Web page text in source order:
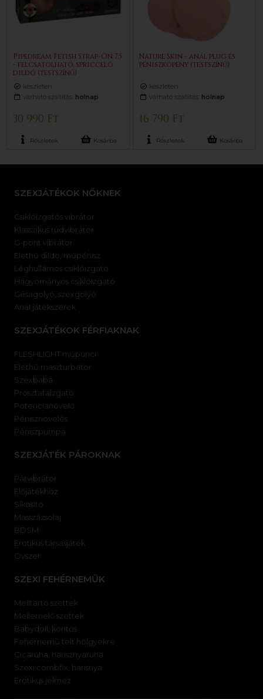
Pipedream Fetish Strap-On 7,5
- felcsatolható, spriccelő
dildó (testszínű)
készleten
várható szállítás: holnap
30 990 Ft
Részletek Kosárba
Nature Skin - anál plug és
péniszköpeny (testszínű)
készleten
várható szállítás: holnap
16 790 Ft
Részletek Kosárba
SZEXJÁTÉKOK NŐKNEK
Csiklóizgatós vibrátor
Klasszikus rúdvibrátor
G-pont vibrátor
Élethű dildó, műpénisz
Léghullámos csiklóizgató
Hagyományos csiklóizgató
Gésagolyó, szexgolyó
Anál játékszerek
SZEXJÁTÉKOK FÉRFIAKNAK
FLESHLIGHT műpunci
Élethű maszturbátor
Szexbaba
Prosztataizgató
Potencianövelő
Pénisznövelés
Péniszpumpa
SZEXJÁTÉK PÁROKNAK
Párvibrátor
Előjátékhoz
Síkosító
Masszázsolaj
BDSM
Erotikus társasjáték
Óvszer
SZEXI FEHÉRNEMŰK
Melltartó szettek
Mellemelő szettek
Babydoll, köntös
Fehérnemű telt hölgyekre
Cicaruha, harisznyaruha
Szexi combfix, harisnya
Erotikus jelmez